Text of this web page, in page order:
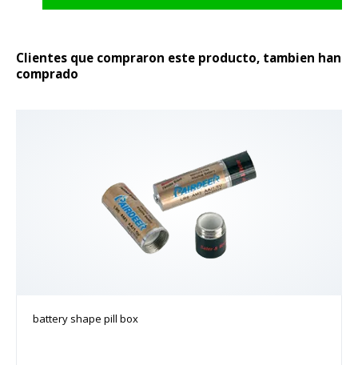
Clientes que compraron este producto, tambien han
comprado
battery shape pill box